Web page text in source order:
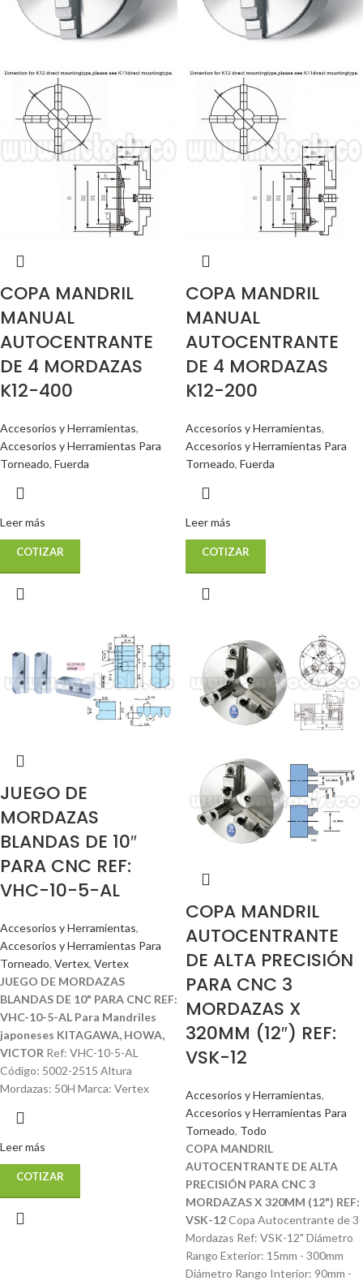
COPA MANDRIL
MANUAL
AUTOCENTRANTE
DE 4 MORDAZAS
K12-400
Accesorios y Herramientas,
Accesorios y Herramientas Para
Torneado, Fuerda
Leer más
COTIZAR
COPA MANDRIL
MANUAL
AUTOCENTRANTE
DE 4 MORDAZAS
K12-200
Accesorios y Herramientas,
Accesorios y Herramientas Para
Torneado, Fuerda
Leer más
COTIZAR
JUEGO DE
MORDAZAS
BLANDAS DE 10″
PARA CNC REF:
VHC-10-5-AL
Accesorios y Herramientas,
Accesorios y Herramientas Para
Torneado, Vertex, Vertex
JUEGO DE MORDAZAS
BLANDAS DE 10" PARA CNC REF:
VHC-10-5-AL Para Mandriles
japoneses KITAGAWA, HOWA,
VICTOR Ref: VHC-10-5-AL
Código: 5002-2515 Altura
Mordazas: 50H Marca: Vertex
Leer más
COTIZAR
COPA MANDRIL
AUTOCENTRANTE
DE ALTA PRECISIÓN
PARA CNC 3
MORDAZAS X
320MM (12″) REF:
VSK-12
Accesorios y Herramientas,
Accesorios y Herramientas Para
Torneado, Todo
COPA MANDRIL
AUTOCENTRANTE DE ALTA
PRECISIÓN PARA CNC 3
MORDAZAS X 320MM (12") REF:
VSK-12Copa Autocentrante de 3
Mordazas Ref: VSK-12" Diámetro
Rango Exterior: 15mm - 300mm
Diámetro Rango Interior: 90mm -